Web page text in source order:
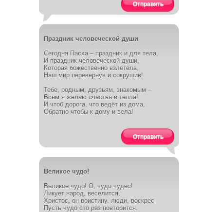
Отправить
Праздник человеческой души
Сегодня Пасха – праздник и для тела,
И праздник человеческой души,
Которая божественно взлетела,
Наш мир перевернув и сокрушив!
Тебе, родным, друзьям, знакомым –
Всем я желаю счастья и тепла!
И чтоб дорога, что ведёт из дома,
Обратно чтобы к дому и вела!
Отправить
Великое чудо!
Великое чудо! О, чудо чудес!
Ликует народ, веселится,
Христос, он воистину, люди, воскрес
Пусть чудо сто раз повторится.